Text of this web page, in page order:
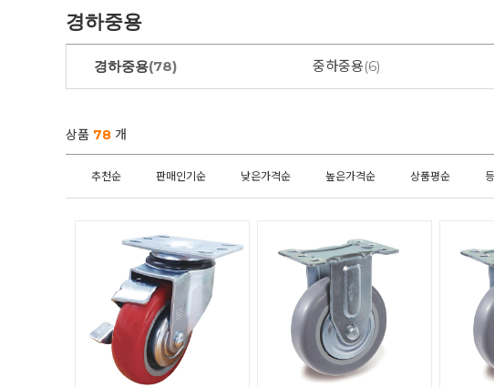
경하중용
경하중용(78) 중하중용(6)
상품 78 개
추천순 판매인기순 낮은가격순 높은가격순 상품평순